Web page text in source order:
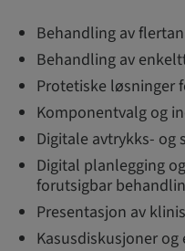
Behandling av
Behandling av
Protetiske løsninger
Komponentvalg og
Digitale avtrykks- og
Digital planlegging
forutsigbar
Presentasjon av
Kasusdiskusjoner